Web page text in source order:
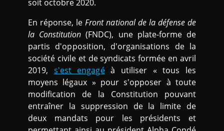
soit octobre 2020.
En réponse, leFront national de la défense de
la Constitution (FNDC), une plate-forme de
partis d'opposition, d'organisations de la
société civile et de syndicats formée en avril
2019, s'est engagéà utiliser « tous les
moyens légaux » pour s'opposer à toute
modification de la Constitution pouvant
entraîner la suppression de la limite de
deux mandats pour les présidents et